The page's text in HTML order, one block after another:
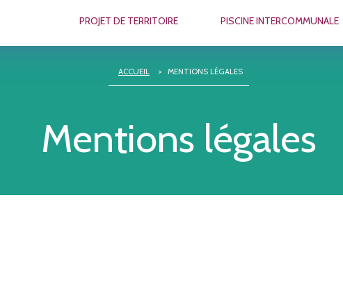
PROJET DE TERRITOIRE PISCINE INTERCOMMUNALE
ACCUEIL > MENTIONS LÉGALES
Mentions légales